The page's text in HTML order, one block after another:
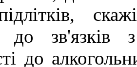
до зв'язків
до